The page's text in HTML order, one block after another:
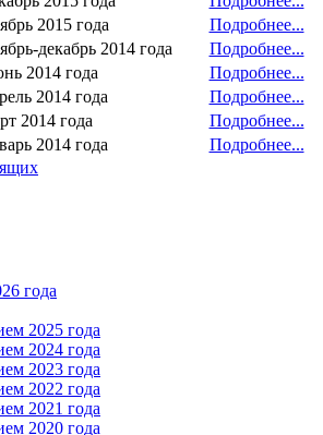
2015 года
Подробнее...
декабрь 2014 года
Подробнее...
2014 года
Подробнее...
2014 года
Подробнее...
2014 года
Подробнее...
2014 года
Подробнее...
года
2025 года
2024 года
2023 года
2022 года
2021 года
2020 года